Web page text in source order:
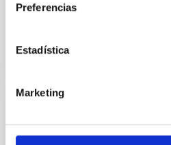
Preferencias
Estadística
Marketing
Un/a Titulado/a